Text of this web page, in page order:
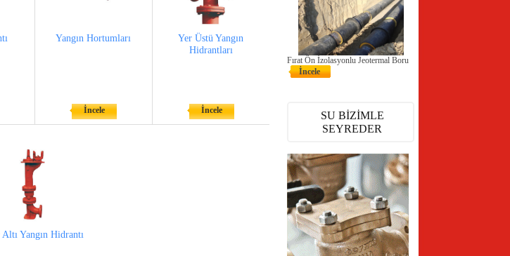
Yangın Hortumları
İncele
Yer Üstü Yangın
Hidrantları
İncele
Yangın Hidrantı
Fırat Ön İzolasyonlu Jeotermal Boru
İncele
SU BİZİMLE
SEYREDER